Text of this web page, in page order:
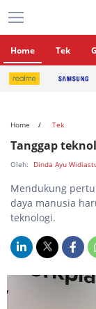
Home Tek
Home Tek
Tanggap
Oleh: Dinda Ayu
Mendukung
daya manusia
teknologi.